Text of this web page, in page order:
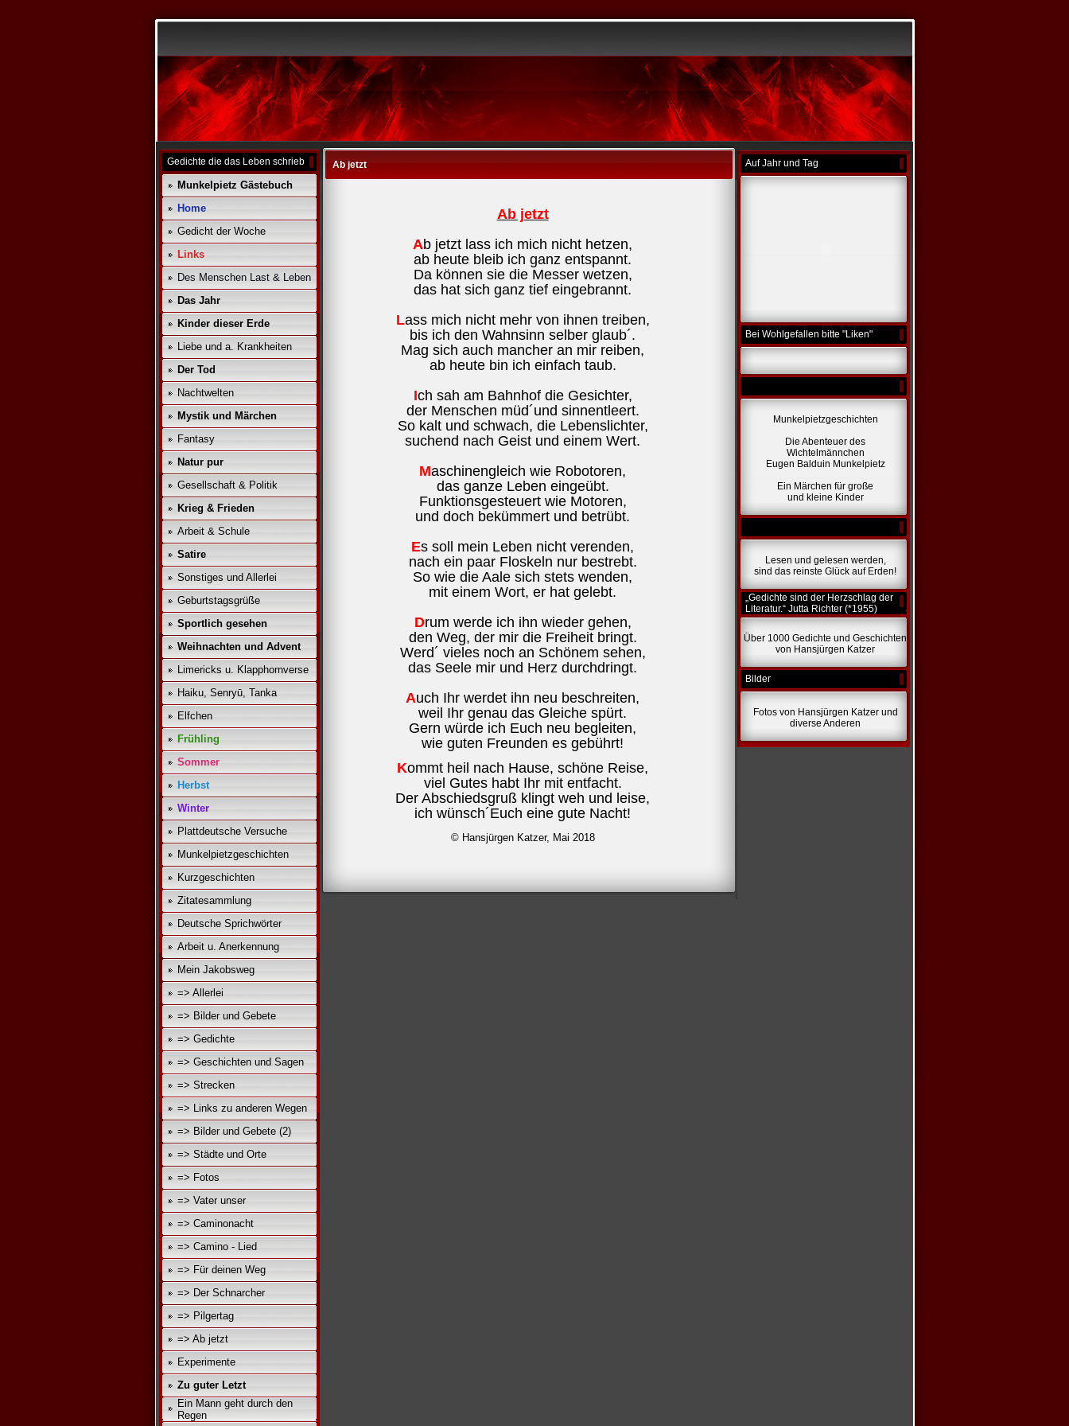
Gedichte die das Leben schrieb
Munkelpietz Gästebuch
Home
Gedicht der Woche
Links
Des Menschen Last & Leben
Das Jahr
Kinder dieser Erde
Liebe und a. Krankheiten
Der Tod
Nachtwelten
Mystik und Märchen
Fantasy
Natur pur
Gesellschaft & Politik
Krieg & Frieden
Arbeit & Schule
Satire
Sonstiges und Allerlei
Geburtstagsgrüße
Sportlich gesehen
Weihnachten und Advent
Limericks u. Klapphornverse
Haiku, Senryū, Tanka
Elfchen
Frühling
Sommer
Herbst
Winter
Plattdeutsche Versuche
Munkelpietzgeschichten
Kurzgeschichten
Zitatesammlung
Deutsche Sprichwörter
Arbeit u. Anerkennung
Mein Jakobsweg
=> Allerlei
=> Bilder und Gebete
=> Gedichte
=> Geschichten und Sagen
=> Strecken
=> Links zu anderen Wegen
=> Bilder und Gebete (2)
=> Städte und Orte
=> Fotos
=> Vater unser
=> Caminonacht
=> Camino - Lied
=> Für deinen Weg
=> Der Schnarcher
=> Pilgertag
=> Ab jetzt
Experimente
Zu guter Letzt
Ein Mann geht durch den
Regen
Ab jetzt
Ab jetzt
Ab jetzt lass ich mich nicht hetzen,
ab heute bleib ich ganz entspannt.
Da können sie die Messer wetzen,
das hat sich ganz tief eingebrannt.
Lass mich nicht mehr von ihnen treiben,
bis ich den Wahnsinn selber glaub´.
Mag sich auch mancher an mir reiben,
ab heute bin ich einfach taub.
Ich sah am Bahnhof die Gesichter,
der Menschen müd´und sinnentleert.
So kalt und schwach, die Lebenslichter,
suchend nach Geist und einem Wert.
Maschinengleich wie Robotoren,
das ganze Leben eingeübt.
Funktionsgesteuert wie Motoren,
und doch bekümmert und betrübt.
Es soll mein Leben nicht verenden,
nach ein paar Floskeln nur bestrebt.
So wie die Aale sich stets wenden,
mit einem Wort, er hat gelebt.
Drum werde ich ihn wieder gehen,
den Weg, der mir die Freiheit bringt.
Werd´ vieles noch an Schönem sehen,
das Seele mir und Herz durchdringt.
Auch Ihr werdet ihn neu beschreiten,
weil Ihr genau das Gleiche spürt.
Gern würde ich Euch neu begleiten,
wie guten Freunden es gebührt!
Kommt heil nach Hause, schöne Reise,
viel Gutes habt Ihr mit entfacht.
Der Abschiedsgruß klingt weh und leise,
ich wünsch´Euch eine gute Nacht!
© Hansjürgen Katzer, Mai 2018
Auf Jahr und Tag
Bei Wohlgefallen bitte "Liken"
Munkelpietzgeschichten
Die Abenteuer des
Wichtelmännchen
Eugen Balduin Munkelpietz
Ein Märchen für große
und kleine Kinder
Lesen und gelesen werden,
sind das reinste Glück auf Erden!
„Gedichte sind der Herzschlag der
Literatur.“ Jutta Richter (*1955)
Über 1000 Gedichte und Geschichten
von Hansjürgen Katzer
Bilder
Fotos von Hansjürgen Katzer und
diverse Anderen